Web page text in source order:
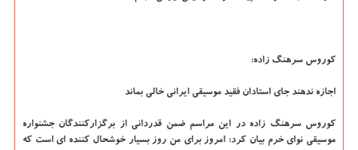
كوروس سرهنگ زاده:
اجازه ندهند جای استادان فقید موسیقی ایرانی خالی بماند
كوروس سرهنگ زاده در این مراسم ضمن قدردانی از برگزاركنندگان جشنواره
موسیقی نوای خرم بیان كرد: امروز برای من روز بسیار خوشحال كننده ای است كه